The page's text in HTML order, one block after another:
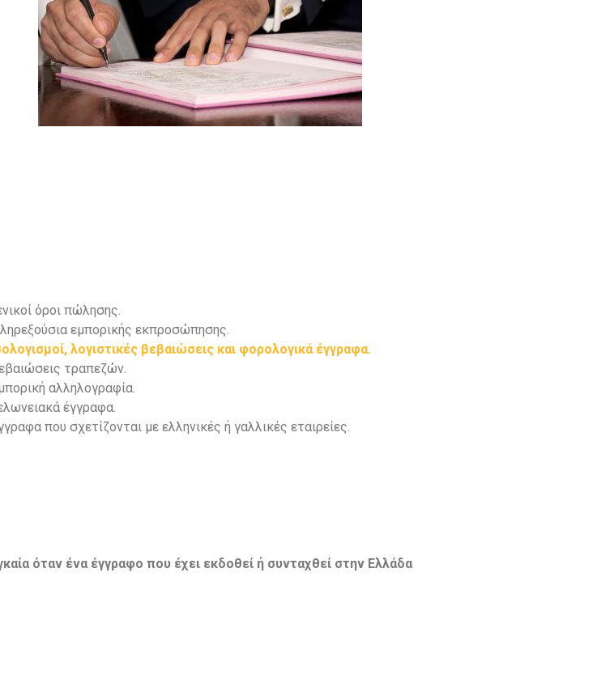
όροι πώλησης.
εμπορικής εκπροσώπησης.
λογιστικές βεβαιώσεις και φορολογικά έγγραφα.
τραπεζών.
αλληλογραφία.
έγγραφα.
που σχετίζονται με ελληνικές ή γαλλικές εταιρείες.
όταν ένα έγγραφο που έχει εκδοθεί ή συνταχθεί στην Ελλάδα